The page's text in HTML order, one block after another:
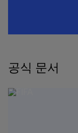
공식 문서